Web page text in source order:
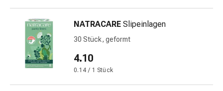
Sonnenbrand
Sets
Wundauflagen
Wundbehandlung
NATRACARE Slipeinlagen
30 Stück, geformt
4.10
0.14 / 1 Stück